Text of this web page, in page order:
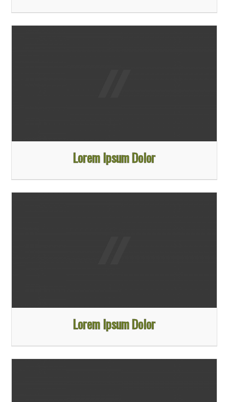
Lorem Ipsum Dolor
Lorem Ipsum Dolor